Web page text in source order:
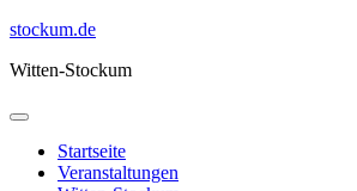
stockum.de
Witten-Stockum
Startseite
Veranstaltungen